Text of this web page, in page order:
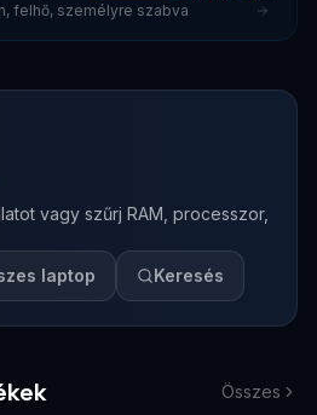
felhő, személyre szabva
vagy szűrj RAM, processzor,
laptop Keresés
Összes